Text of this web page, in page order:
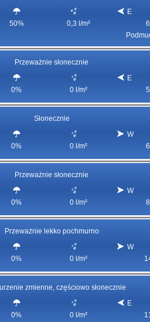
50% 0,3 l/m²
E
Przeważnie słonecznie
0% 0 l/m²
E
Słonecznie
0% 0 l/m²
W
Przeważnie słonecznie
0% 0 l/m²
W
Przeważnie lekko pochmurno
0% 0 l/m²
W
zmienne, częściowo słonecznie
0% 0 l/m²
E